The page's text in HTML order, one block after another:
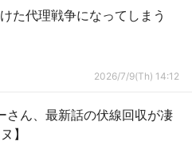
た代理戦争になってしまう
2026/7/9(Th) 14:12
さん、最新話の伏線回収が凄
】